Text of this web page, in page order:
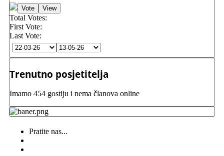
Total Votes:
First Vote:
Last Vote:
Trenutno posjetitelja
Imamo 454 gostiju i nema članova online
Pratite nas...